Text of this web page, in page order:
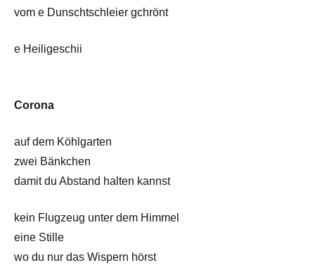
vom e Dunschtschleier gchrönt
e Heiligeschii
Corona
auf dem Köhlgarten
zwei Bänkchen
damit du Abstand halten kannst
kein Flugzeug unter dem Himmel
eine Stille
wo du nur das Wispern hörst